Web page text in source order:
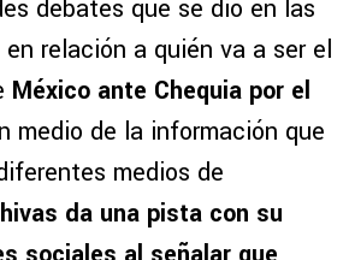
debates que se dio en las
relación a quién va a ser el
México ante Chequia por el
medio de la información que
medios de
da una pista con su